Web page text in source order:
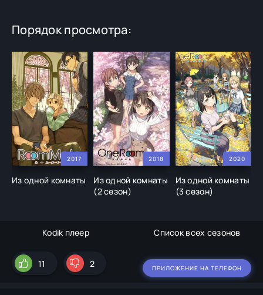
Порядок просмотра:
2017
Из одной комнаты
2018
Из одной комнаты
(2 сезон)
2020
Из одной комнаты
(3 сезон)
Kodik плеер Список всех сезонов
11 2 ПРИЛОЖЕНИЕ НА ТЕЛЕФОН